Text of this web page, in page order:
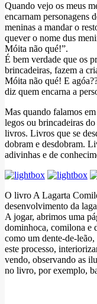
Quando vejo os meus
encarnam personagens
meninas a mandar o
quever o nome dus
Móita não qué!”.
É bem verdade que os
brincadeiras, fazem a
Móita não qué! E
diz quem encarna a
Mas quando falamos
legos ou brincadeiras
livros. Livros que se
dobram e desdobram.
adivinhas e de
O livro A Lagarta
desenvolvimento da
A jogar, abrimos uma
dominhoca, comilona e
como um dente-de-
este processo,
vendo, observando as
no livro, por exemplo,